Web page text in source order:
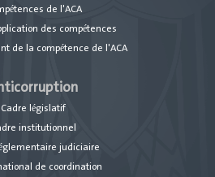
Louxor
de l'ACA
des compétences
de la compétence de l'ACA
Cadre législatif
institutionnel
judiciaire
de coordination